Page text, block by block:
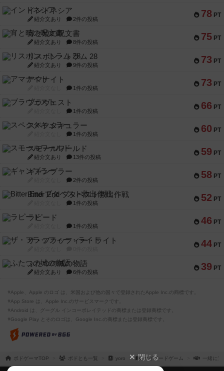
78 PT
インドネシア
紹介文あり 2件の投稿
75 PT
宵と暁の呪文書
紹介文あり 8件の投稿
73 PT
リスボン・トラム 28
紹介文あり 9件の投稿
73 PT
アマナイト
1件の投稿
66 PT
ブラヴェスト
1件の投稿
60 PT
スペクタキュラー
1件の投稿
59 PT
スモールワールド
紹介文あり 13件の投稿
58 PT
ギャンブラー
2件の投稿
52 PT
Bitter End ブタペスト救出作戦
1件の投稿
46 PT
ラピード
1件の投稿
44 PT
ザ・フラッフィー・ライト
39 PT
ふたつの城の物語
紹介文あり 6件の投稿
※Apple、Apple のロゴ は、米国および他の国々で登録されたApple Inc.の商標です。
※App Store は、Apple Inc.のサービスマークです。
※Android は、グーグル インコーポレイテッドの商標または登録商標です。
※Google Play とそのロゴは、Google Inc.の商標または登録商標です。
ボドゲーマTOP ボドとも一覧 yoro マイボードゲーム 一緒に遊
閉じる